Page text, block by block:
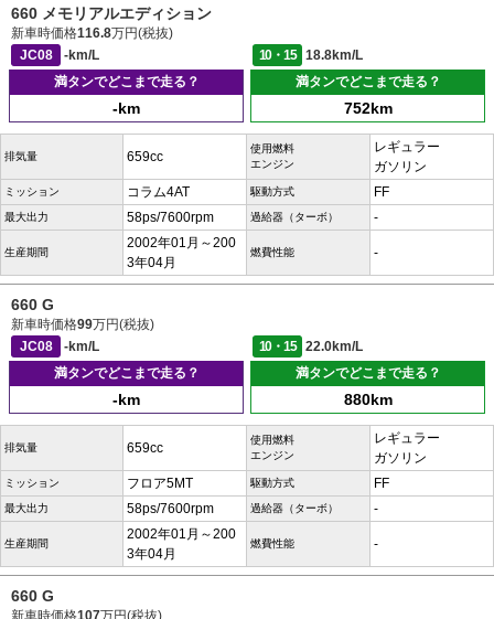
660 メモリアルエディション
新車時価格116.8万円(税抜)
JC08
-km/L 10・15
18.8km/L
満タンでどこまで走る？
-km
満タンでどこまで走る？
752km
排気量 659cc
使用燃料
エンジン
レギュラー
ガソリン
ミッション コラム4AT 駆動方式 FF
最大出力 58ps/7600rpm 過給器（ターボ） -
生産期間
2002年01月～200
3年04月
燃費性能 -
660 G
新車時価格99万円(税抜)
JC08
-km/L 10・15
22.0km/L
満タンでどこまで走る？
-km
満タンでどこまで走る？
880km
排気量 659cc
使用燃料
エンジン
レギュラー
ガソリン
ミッション フロア5MT 駆動方式 FF
最大出力 58ps/7600rpm 過給器（ターボ） -
生産期間
2002年01月～200
3年04月
燃費性能 -
660 G